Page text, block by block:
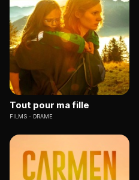
Tout pour ma fille
FILMS DRAME